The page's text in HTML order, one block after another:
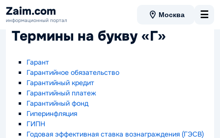
Zaim.com
информационный портал
Москва ☰
Вернуться в словарь
Термины на букву «Г»
Гарант
Гарантийное обязательство
Гарантийный кредит
Гарантийный платеж
Гарантийный фонд
Гиперинфляция
ГИПН
Годовая эффективная ставка вознаграждения (ГЭСВ)